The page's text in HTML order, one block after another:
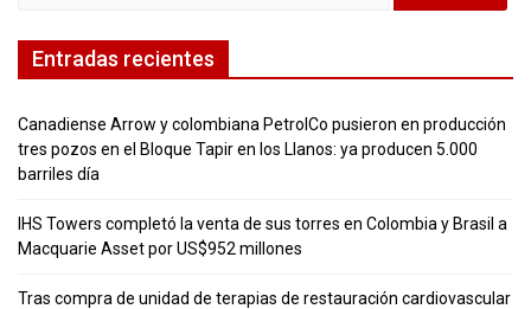
Entradas recientes
Canadiense Arrow y colombiana PetrolCo pusieron en producción
tres pozos en el Bloque Tapir en los Llanos: ya producen 5.000
barriles día
IHS Towers completó la venta de sus torres en Colombia y Brasil a
Macquarie Asset por US$952 millones
Tras compra de unidad de terapias de restauración cardiovascular